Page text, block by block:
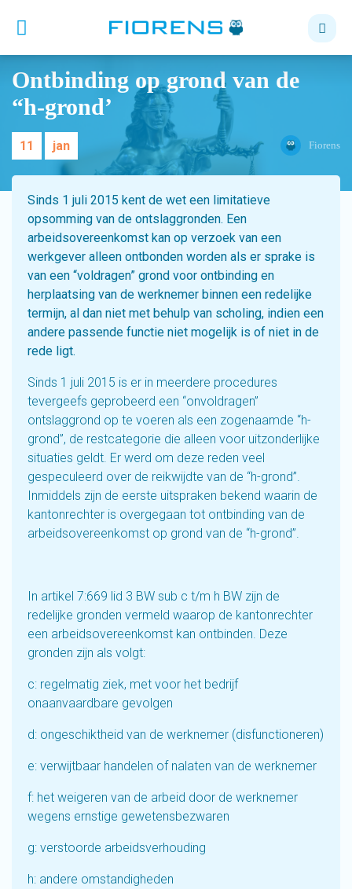
Ontbinding op grond van de
“h-grond’
11 jan Fiorens
Sinds 1 juli 2015 kent de wet een limitatieve
opsomming van de ontslaggronden. Een
arbeidsovereenkomst kan op verzoek van een
werkgever alleen ontbonden worden als er sprake is
van een “voldragen” grond voor ontbinding en
herplaatsing van de werknemer binnen een redelijke
termijn, al dan niet met behulp van scholing, indien een
andere passende functie niet mogelijk is of niet in de
rede ligt.
Sinds 1 juli 2015 is er in meerdere procedures
tevergeefs geprobeerd een “onvoldragen”
ontslaggrond op te voeren als een zogenaamde “h-
grond”, de restcategorie die alleen voor uitzonderlijke
situaties geldt. Er werd om deze reden veel
gespeculeerd over de reikwijdte van de “h-grond”.
Inmiddels zijn de eerste uitspraken bekend waarin de
kantonrechter is overgegaan tot ontbinding van de
arbeidsovereenkomst op grond van de “h-grond”.
In artikel 7:669 lid 3 BW sub c t/m h BW zijn de
redelijke gronden vermeld waarop de kantonrechter
een arbeidsovereenkomst kan ontbinden. Deze
gronden zijn als volgt:
c: regelmatig ziek, met voor het bedrijf
onaanvaardbare gevolgen
d: ongeschiktheid van de werknemer (disfunctioneren)
e: verwijtbaar handelen of nalaten van de werknemer
f: het weigeren van de arbeid door de werknemer
wegens ernstige gewetensbezwaren
g: verstoorde arbeidsverhouding
h: andere omstandigheden